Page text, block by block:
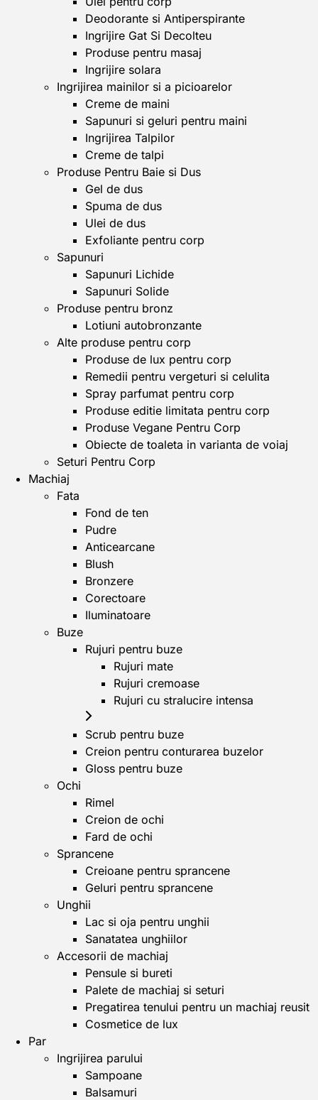
Deodorante si Antiperspirante
Ingrijire Gat Si Decolteu
Produse pentru masaj
Ingrijire solara
Ingrijirea mainilor si a picioarelor
Creme de maini
Sapunuri si geluri pentru maini
Ingrijirea Talpilor
Creme de talpi
Produse Pentru Baie si Dus
Gel de dus
Spuma de dus
Ulei de dus
Exfoliante pentru corp
Sapunuri
Sapunuri Lichide
Sapunuri Solide
Produse pentru bronz
Lotiuni autobronzante
Alte produse pentru corp
Produse de lux pentru corp
Remedii pentru vergeturi si celulita
Spray parfumat pentru corp
Produse editie limitata pentru corp
Produse Vegane Pentru Corp
Obiecte de toaleta in varianta de voiaj
Seturi Pentru Corp
Machiaj
Fata
Fond de ten
Pudre
Anticearcane
Blush
Bronzere
Corectoare
Iluminatoare
Buze
Rujuri pentru buze
Rujuri mate
Rujuri cremoase
Rujuri cu stralucire intensa
Scrub pentru buze
Creion pentru conturarea buzelor
Gloss pentru buze
Ochi
Rimel
Creion de ochi
Fard de ochi
Sprancene
Creioane pentru sprancene
Geluri pentru sprancene
Unghii
Lac si oja pentru unghii
Sanatatea unghiilor
Accesorii de machiaj
Pensule si bureti
Palete de machiaj si seturi
Pregatirea tenului pentru un machiaj reusit
Cosmetice de lux
Par
Ingrijirea parului
Sampoane
Balsamuri